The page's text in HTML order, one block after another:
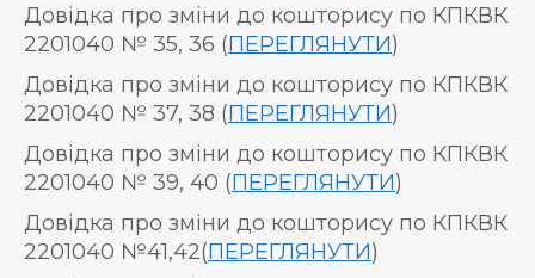
Довідка про зміни до кошторису по КПКВК
2201040 № 35, 36 (ПЕРЕГЛЯНУТИ)
Довідка про зміни до кошторису по КПКВК
2201040 № 37, 38 (ПЕРЕГЛЯНУТИ)
Довідка про зміни до кошторису по КПКВК
2201040 № 39, 40 (ПЕРЕГЛЯНУТИ)
Довідка про зміни до кошторису по КПКВК
2201040 №41,42(ПЕРЕГЛЯНУТИ)